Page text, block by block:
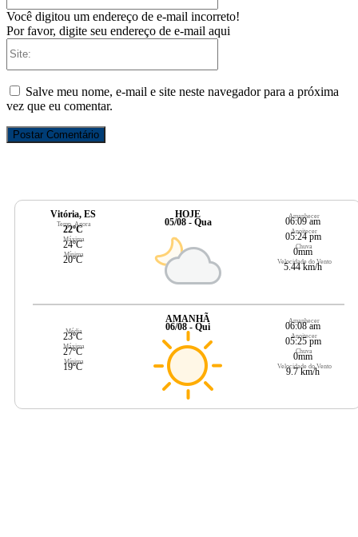
Você digitou um endereço de e-mail incorreto!
Por favor, digite seu endereço de e-mail aqui
Salve meu nome, e-mail e site neste navegador para a próxima
vez que eu comentar.
Vitória, ES
Temp. Agora
22ºC
Máxima
24ºC
Mínima
20ºC
HOJE
05/08 - Qua
Amanhecer
06:09 am
Anoitecer
05:24 pm
Chuva
0mm
Velocidade do Vento
5.44 km/h
Média
23ºC
Máxima
27ºC
Mínima
19ºC
AMANHÃ
06/08 - Qui
Amanhecer
06:08 am
Anoitecer
05:25 pm
Chuva
0mm
Velocidade do Vento
9.7 km/h